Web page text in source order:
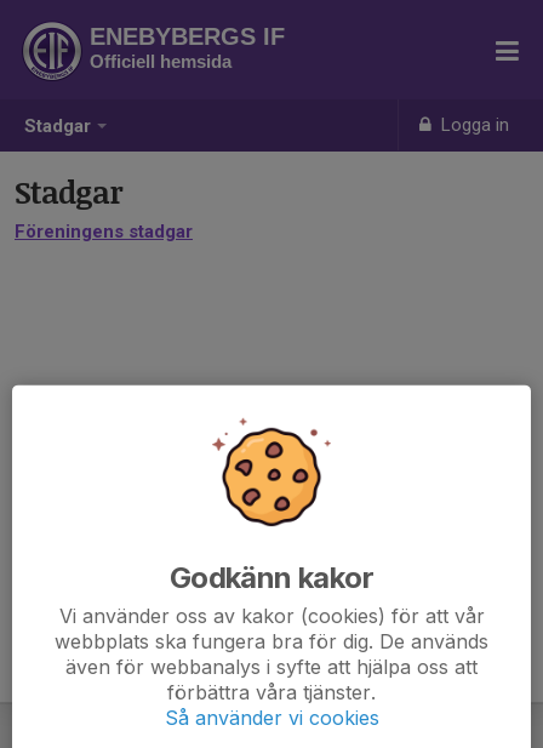
Stadgar Logga in
ENEBYBERGS IF
Officiell hemsida
Stadgar
Föreningens stadgar
Godkänn kakor
Vi använder oss av kakor (cookies) för att vår
webbplats ska fungera bra för dig. De används
även för webbanalys i syfte att hjälpa oss att
förbättra våra tjänster.
Så använder vi cookies